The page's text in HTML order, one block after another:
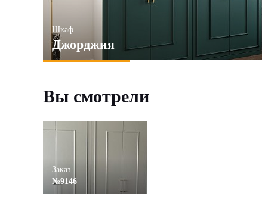
Шкаф
Джорджия
Вы смотрели
Заказ
№9146